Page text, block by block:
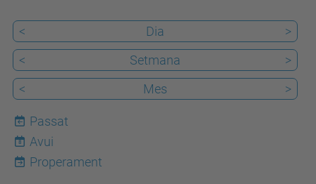
< Dia
>
<
Setmana
>
<
Mes >
Passat
8
Avui
Properament